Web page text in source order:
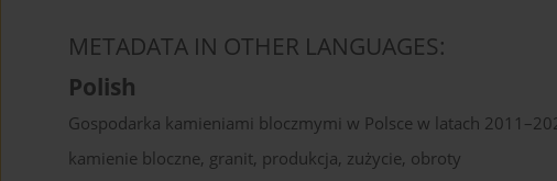
METADATA IN OTHER LANGUAGES:
Polish
Gospodarka kamieniami bloczmymi w Polsce w latach
kamienie bloczne, granit, produkcja, zużycie, obroty